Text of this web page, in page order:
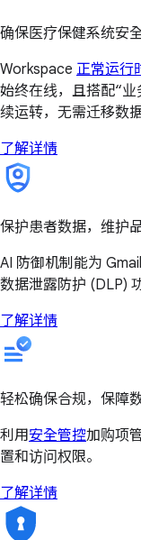
确保医疗保健系统安
Workspace 正常运行
始终在线，且搭配“
续运转，无需迁移数据
了解详情
保护患者数据，维护
AI 防御机制能为
数据泄露防护 (DLP)
了解详情
轻松确保合规，保障
利用安全管控加购项
置和访问权限。
了解详情